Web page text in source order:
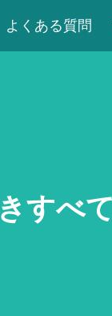
よくある質問
すべて